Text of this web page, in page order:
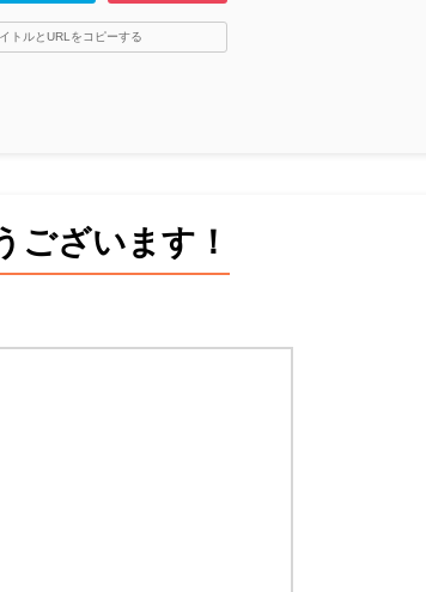
トルとURLをコピーする
ございます！